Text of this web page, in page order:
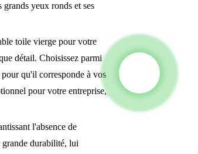
yeux ronds et ses
toile vierge pour votre
détail. Choisissez parmi
qu'il corresponde à vos
pour votre entreprise,
l'absence de
grande durabilité, lui